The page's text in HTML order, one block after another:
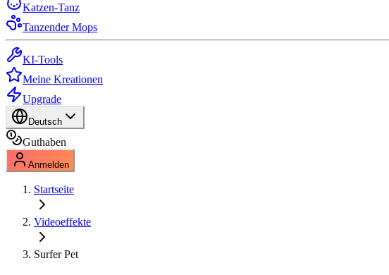
Katzen-Tanz
Tanzender Mops
KI-Tools
Meine Kreationen
Upgrade
Deutsch
Guthaben
Anmelden
Startseite
Videoeffekte
Surfer Pet